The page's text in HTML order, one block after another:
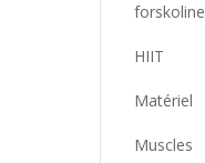
forskoline
HIIT
Matériel
Muscles